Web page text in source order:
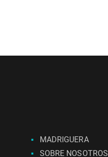
MADRIGUERA
SOBRE NOSOTROS